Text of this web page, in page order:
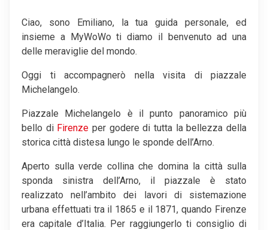
Ciao, sono Emiliano, la tua guida personale, ed
insieme a MyWoWo ti diamo il benvenuto ad una
delle meraviglie del mondo.
Oggi ti accompagnerò nella visita di piazzale
Michelangelo.
Piazzale Michelangelo è il punto panoramico più
bello di Firenze per godere di tutta la bellezza della
storica città distesa lungo le sponde dell’Arno.
Aperto sulla verde collina che domina la città sulla
sponda sinistra dell’Arno, il piazzale è stato
realizzato nell’ambito dei lavori di sistemazione
urbana effettuati tra il 1865 e il 1871, quando Firenze
era capitale d’Italia. Per raggiungerlo ti consiglio di